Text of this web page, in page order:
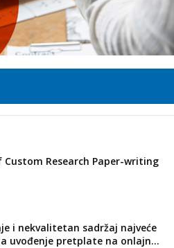
Custom Research Paper-writing
i nekvalitetan sadržaj najveće
uvođenje pretplate na onlajn...